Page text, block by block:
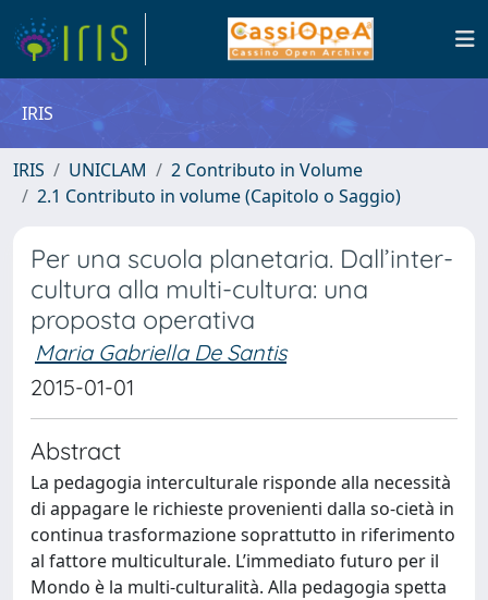
IRIS
IRIS UNICLAM
2 Contributo in Volume
2.1 Contributo in volume (Capitolo o Saggio)
Per una scuola planetaria. Dall’inter-
cultura alla multi-cultura: una
proposta operativa
Maria Gabriella De Santis
2015-01-01
Abstract
La pedagogia interculturale risponde alla necessità
di appagare le richieste provenienti dalla so-cietà in
continua trasformazione soprattutto in riferimento
al fattore multiculturale. L’immediato futuro per il
Mondo è la multi-culturalità. Alla pedagogia spetta